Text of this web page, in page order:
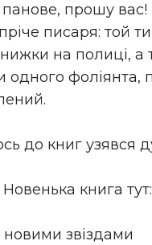
прошу вас!
писаря: той
на полиці, а
одного фоліянта,
до книг узявся
книга тут:
новими звіздами